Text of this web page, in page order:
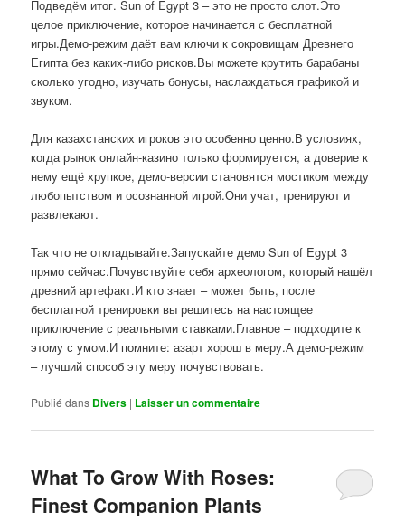
Подведём итог. Sun of Egypt 3 – это не просто слот.Это
целое приключение, которое начинается с бесплатной
игры.Демо-режим даёт вам ключи к сокровищам Древнего
Египта без каких-либо рисков.Вы можете крутить барабаны
сколько угодно, изучать бонусы, наслаждаться графикой и
звуком.
Для казахстанских игроков это особенно ценно.В условиях,
когда рынок онлайн-казино только формируется, а доверие к
нему ещё хрупкое, демо-версии становятся мостиком между
любопытством и осознанной игрой.Они учат, тренируют и
развлекают.
Так что не откладывайте.Запускайте демо Sun of Egypt 3
прямо сейчас.Почувствуйте себя археологом, который нашёл
древний артефакт.И кто знает – может быть, после
бесплатной тренировки вы решитесь на настоящее
приключение с реальными ставками.Главное – подходите к
этому с умом.И помните: азарт хорош в меру.А демо-режим
– лучший способ эту меру почувствовать.
Publié dans Divers | Laisser un commentaire
What To Grow With Roses:
Finest Companion Plants